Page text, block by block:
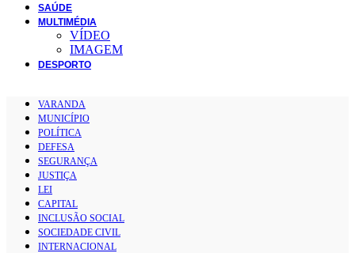
SAÚDE
MULTIMÉDIA
VÍDEO
IMAGEM
DESPORTO
VARANDA
MUNICÍPIO
POLÍTICA
DEFESA
SEGURANÇA
JUSTIÇA
LEI
CAPITAL
INCLUSÃO SOCIAL
SOCIEDADE CIVIL
INTERNACIONAL